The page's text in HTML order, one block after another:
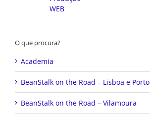
O que procura?
Academia
BeanStalk on the Road – Lisboa e Porto
BeanStalk on the Road – Vilamoura